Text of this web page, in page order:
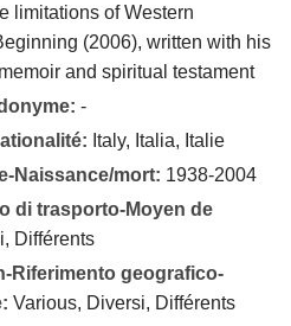
limitations of Western
(2006), written with his
and spiritual testament
-
Italy, Italia, Italie
Naissance/mort: 1938-2004
di trasporto-Moyen de
Différents
Riferimento geografico-
Various, Diversi, Différents